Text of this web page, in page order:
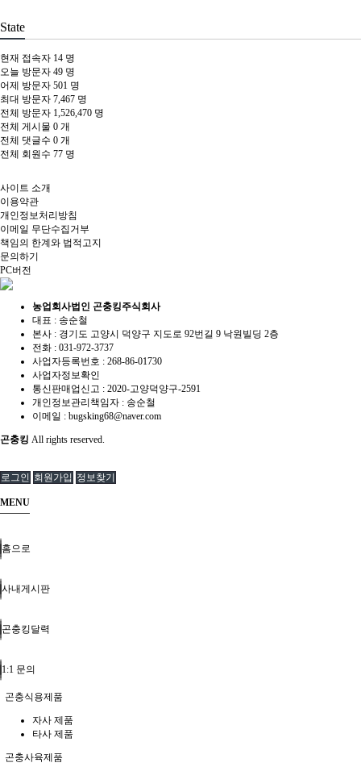
State
현재 접속자 14 명
오늘 방문자 49 명
어제 방문자 501 명
최대 방문자 7,467 명
전체 방문자 1,526,470 명
전체 게시물 0 개
전체 댓글수 0 개
전체 회원수 77 명
사이트 소개
이용약관
개인정보처리방침
이메일 무단수집거부
책임의 한계와 법적고지
문의하기
PC버전
농업회사법인 곤충킹주식회사
대표 : 송순철
본사 : 경기도 고양시 덕양구 지도로 92번길 9 낙원빌딩 2층
전화 : 031-972-3737
사업자등록번호 : 268-86-01730
사업자정보확인
통신판매업신고 : 2020-고양덕양구-2591
개인정보관리책임자 : 송순철
이메일 : bugsking68@naver.com
곤충킹 All rights reserved.
로그인 회원가입 정보찾기
MENU
홈으로
사내게시판
곤충킹달력
1:1 문의
곤충식용제품
자사 제품
타사 제품
곤충사육제품